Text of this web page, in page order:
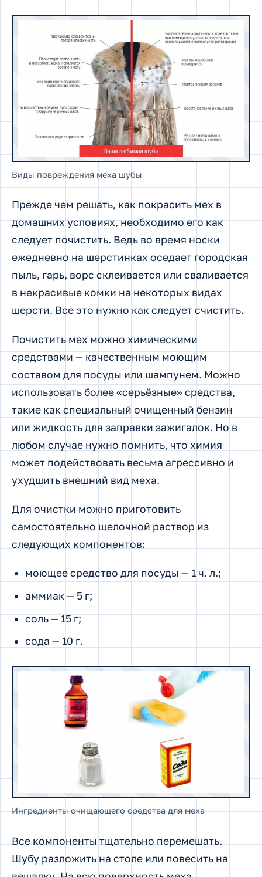
Виды повреждения меха шубы
Прежде чем решать, как покрасить мех в
домашних условиях, необходимо его как
следует почистить. Ведь во время носки
ежедневно на шерстинках оседает городская
пыль, гарь, ворс склеивается или сваливается
в некрасивые комки на некоторых видах
шерсти. Все это нужно как следует счистить.
Почистить мех можно химическими
средствами — качественным моющим
составом для посуды или шампунем. Можно
использовать более «серьёзные» средства,
такие как специальный очищенный бензин
или жидкость для заправки зажигалок. Но в
любом случае нужно помнить, что химия
может подействовать весьма агрессивно и
ухудшить внешний вид меха.
Для очистки можно приготовить
самостоятельно щелочной раствор из
следующих компонентов:
моющее средство для посуды — 1 ч. л.;
аммиак — 5 г;
соль — 15 г;
сода — 10 г.
Ингредиенты очищающего средства для меха
Все компоненты тщательно перемешать.
Шубу разложить на столе или повесить на